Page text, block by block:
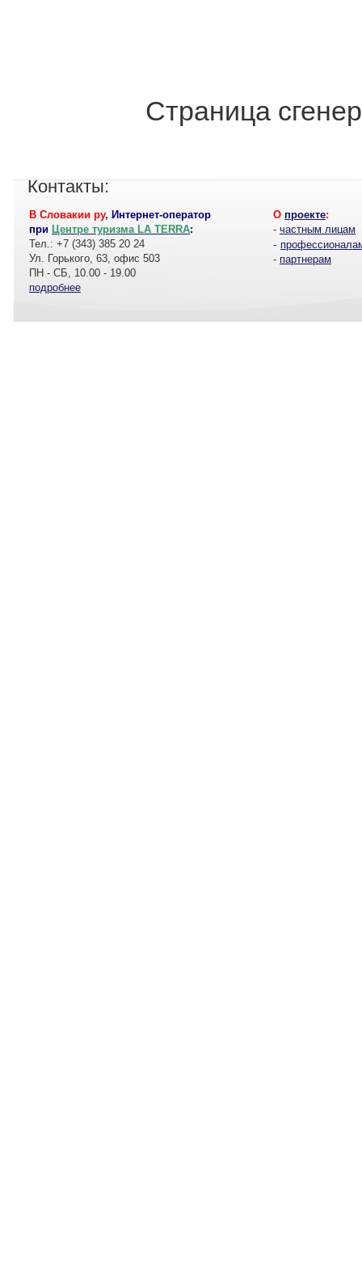
Страница
Контакты:
В Словакии ру, Интернет-оператор
при Центре туризма LA TERRA:
Тел.: +7 (343) 385 20 24
Ул. Горького, 63, офис 503
ПН - СБ, 10.00 - 19.00
подробнее
О проекте:
- частным лицам
-
- партнерам